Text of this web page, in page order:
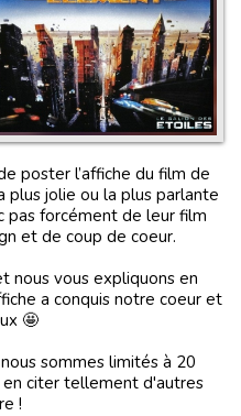
plus jolie ou la plus parlante
pas forcément de leur film
et de coup de coeur.
nous vous expliquons en
a conquis notre coeur et
🤩
sommes limités à 20
en citer tellement d'autres
!